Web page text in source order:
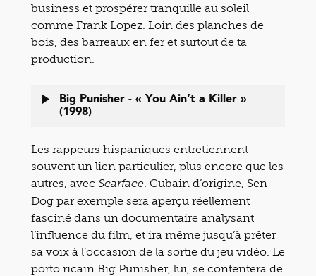
business et prospérer tranquille au soleil
comme Frank Lopez. Loin des planches de
bois, des barreaux en fer et surtout de ta
production.
Big Punisher - « You Ain’t a Killer »
(1998)
Les rappeurs hispaniques entretiennent
souvent un lien particulier, plus encore que les
autres, avec Scarface . Cubain d’origine, Sen
Dog par exemple sera aperçu réellement
fasciné dans un documentaire analysant
l’influence du film, et ira même jusqu’à prêter
sa voix à l’occasion de la sortie du jeu vidéo. Le
porto ricain Big Punisher, lui, se contentera de